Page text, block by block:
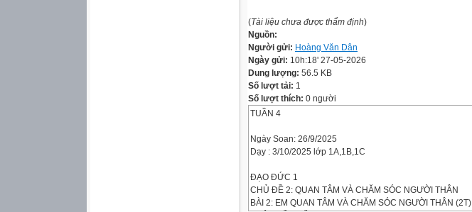
(Tài liệu chưa được thẩm định)
Nguồn:
Người gửi: Hoàng Văn Dân
Ngày gửi: 10h:18' 27-05-2026
Dung lượng: 56.5 KB
Số lượt tải: 1
Số lượt thích: 0 người
TUẦN 4
Ngày Soan: 26/9/2025
Dạy : 3/10/2025 lớp 1A,1B,1C
ĐẠO ĐỨC 1
CHỦ ĐỀ 2: QUAN TÂM VÀ CHĂM SÓC NGƯỜI THÂN
BÀI 2: EM QUAN TÂM VÀ CHĂM SÓC NGƯỜI THÂN (2T)